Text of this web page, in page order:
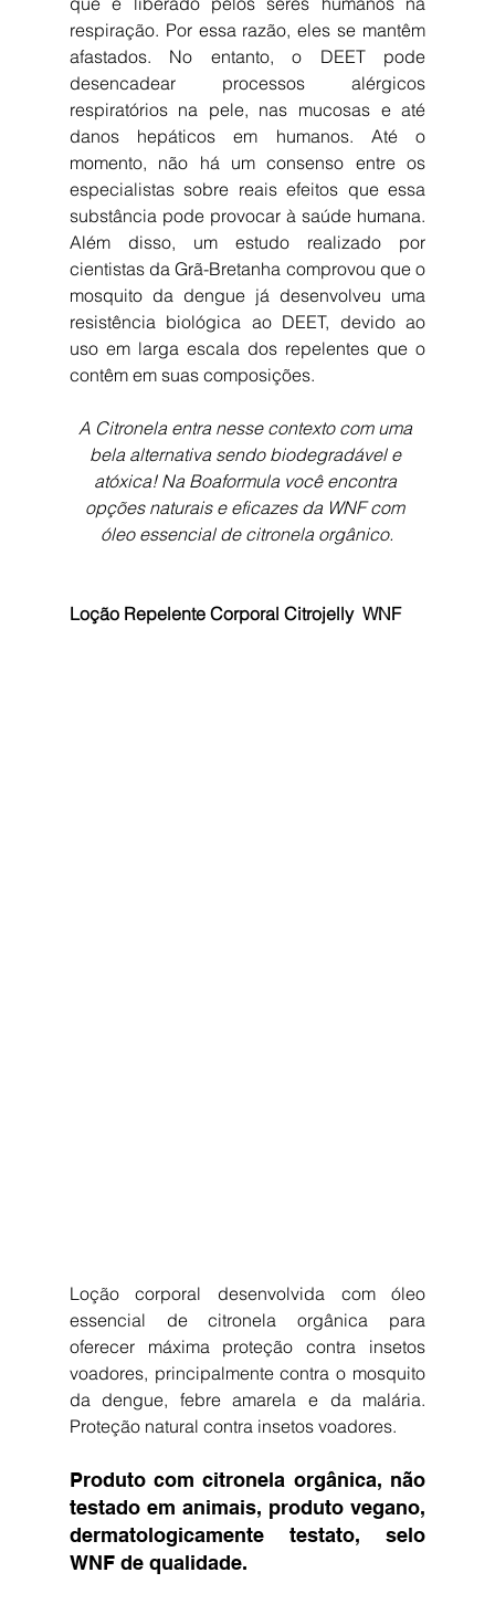
respiração. Por essa razão, eles se mantêm
afastados. No entanto, o DEET pode
desencadear processos alérgicos
respiratórios na pele, nas mucosas e até
danos hepáticos em humanos. Até o
momento, não há um consenso entre os
especialistas sobre reais efeitos que essa
substância pode provocar à saúde humana.
Além disso, um estudo realizado por
cientistas da Grã-Bretanha comprovou que o
mosquito da dengue já desenvolveu uma
resistência biológica ao DEET, devido ao
uso em larga escala dos repelentes que o
contêm em suas composições.
A Citronela entra nesse contexto com uma
bela alternativa sendo biodegradável e
atóxica! Na Boaformula você encontra
opções naturais e eficazes da WNF com
óleo essencial de citronela orgânico.
Loção Repelente Corporal Citrojelly  WNF
Loção corporal desenvolvida com óleo
essencial de citronela orgânica para
oferecer máxima proteção contra insetos
voadores, principalmente contra o mosquito
da dengue, febre amarela e da malária.
Proteção natural contra insetos voadores.
Produto com citronela orgânica, não
testado em animais, produto vegano,
dermatologicamente testato, selo
WNF de qualidade.